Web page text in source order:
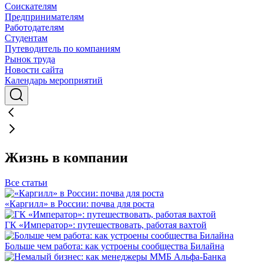
Соискателям
Предпринимателям
Работодателям
Студентам
Путеводитель по компаниям
Рынок труда
Новости сайта
Календарь мероприятий
Жизнь в компании
Все статьи
«Каргилл» в России: почва для роста
ГК «Император»: путешествовать, работая вахтой
Больше чем работа: как устроены сообщества Билайна